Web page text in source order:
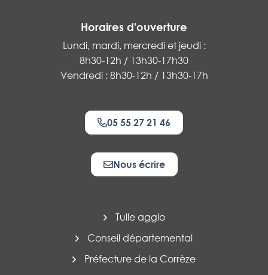
Horaires d'ouverture
Lundi, mardi, mercredi et jeudi :
8h30-12h / 13h30-17h30
Vendredi : 8h30-12h / 13h30-17h
05 55 27 21 46
Nous écrire
Tulle agglo
Conseil départemental
Préfecture de la Corrèze